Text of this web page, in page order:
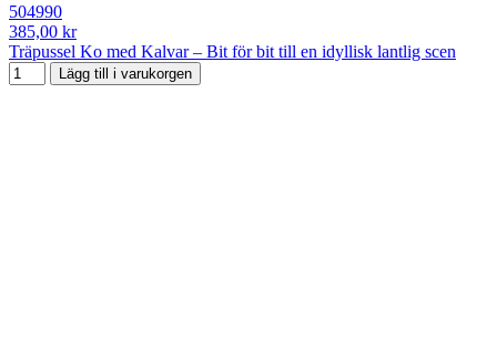
504990
385,00 kr
Träpussel Ko med Kalvar – Bit för bit till en idyllisk lantlig scen
Lägg till i varukorgen